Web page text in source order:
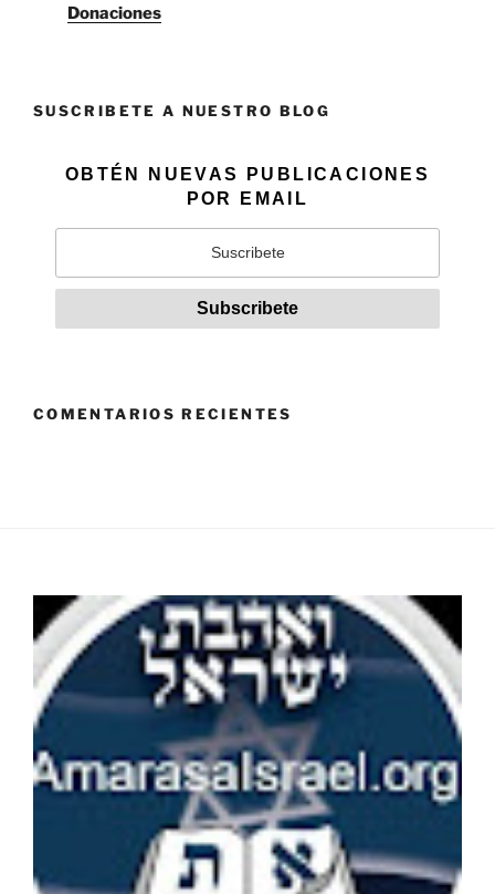
Donaciones
SUSCRIBETE A NUESTRO BLOG
OBTÉN NUEVAS PUBLICACIONES
POR EMAIL
COMENTARIOS RECIENTES